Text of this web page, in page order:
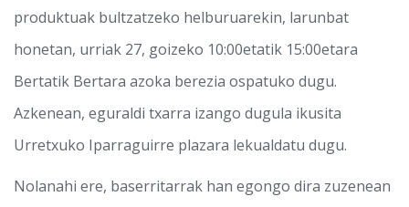
produktuak bultzatzeko helburuarekin, larunbat
honetan, urriak 27, goizeko 10:00etatik 15:00etara
Bertatik Bertara azoka berezia ospatuko dugu.
Azkenean, eguraldi txarra izango dugula ikusita
Urretxuko Iparraguirre plazara lekualdatu dugu.
Nolanahi ere, baserritarrak han egongo dira zuzenean